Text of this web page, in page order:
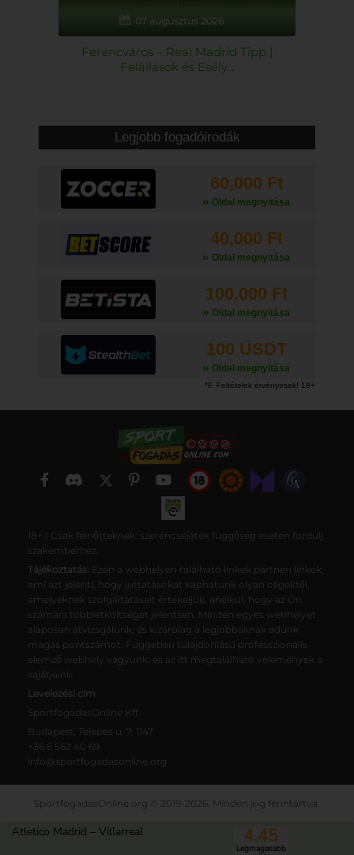
07 augusztus 2026
Ferencváros – Real Madrid Tipp |
Felállások és Esély...
Atletico Madrid – Villarreal 4.45
Legmagasabb
Legjobb fogadóirodák
60,000 Ft
Oldal megnyitása
40,000 Ft
Oldal megnyitása
100,000 Ft
Oldal megnyitása
100 USDT
Oldal megnyitása
18+ | Csak felnőtteknek: szerencsejáték függőség esetén fordulj
szakemberhez.
Tájékoztatás: Ezen a webhelyen található linkek partneri linkek,
ami azt jelenti, hogy juttatásokat kaphatunk olyan cégektől,
amelyeknek szolgáltatásait értékeljük, anélkül, hogy az Ön
számára többletköltséget jelentsen. Minden egyes webhelyet
alaposan átvizsgálunk, és kizárólag a legjobbaknak adunk
magas pontszámot. Független tulajdonlású professzionális
elemző webhely vagyunk, és az itt megtalálható vélemények a
sajátjaink.
Levelezési cím
SportfogadasOnline Kft.
Budapest, Telepes u. 7, 1147
+36 5 562 40 69
info@sportfogadasonline.org
SportfogadasOnline.org © 2019-2026. Minden jog fenntartva.
Magunkról
Adatkezelési tájékoztató
Kapcsolat